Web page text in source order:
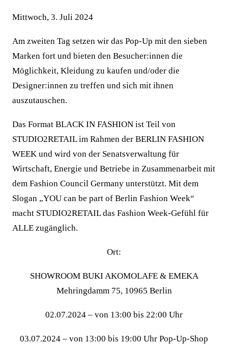
Mittwoch, 3. Juli 2024
Am zweiten Tag setzen wir das Pop-Up mit den sieben
Marken fort und bieten den Besucher:innen die
Möglichkeit, Kleidung zu kaufen und/oder die
Designer:innen zu treffen und sich mit ihnen
auszutauschen.
Das Format BLACK IN FASHION ist Teil von
STUDIO2RETAIL im Rahmen der BERLIN FASHION
WEEK und wird von der Senatsverwaltung für
Wirtschaft, Energie und Betriebe in Zusammenarbeit mit
dem Fashion Council Germany unterstützt. Mit dem
Slogan „YOU can be part of Berlin Fashion Week“
macht STUDIO2RETAIL das Fashion Week-Gefühl für
ALLE zugänglich.
Ort:
SHOWROOM BUKI AKOMOLAFE & EMEKA
Mehringdamm 75, 10965 Berlin
02.07.2024 – von 13:00 bis 22:00 Uhr
03.07.2024 – von 13:00 bis 19:00 Uhr Pop-Up-Shop